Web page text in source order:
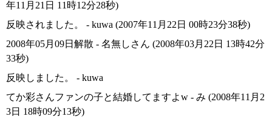
年11月21日 11時12分28秒)
反映されました。 - kuwa (2007年11月22日 00時23分38秒)
2008年05月09日解散 - 名無しさん (2008年03月22日 13時42分
33秒)
反映しました。 - kuwa
てか彩さんファンの子と結婚してますよw - み (2008年11月2
3日 18時09分13秒)